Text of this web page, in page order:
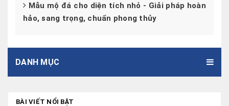
Mẫu mộ đá cho diện tích nhỏ - Giải pháp hoàn
hảo, sang trọng, chuẩn phong thủy
DANH MỤC
BÀI VIẾT NỔI BẬT